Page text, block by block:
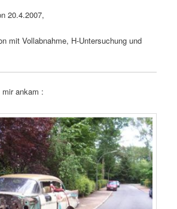
20.4.2007,
mit Vollabnahme, H-Untersuchung und
ankam :